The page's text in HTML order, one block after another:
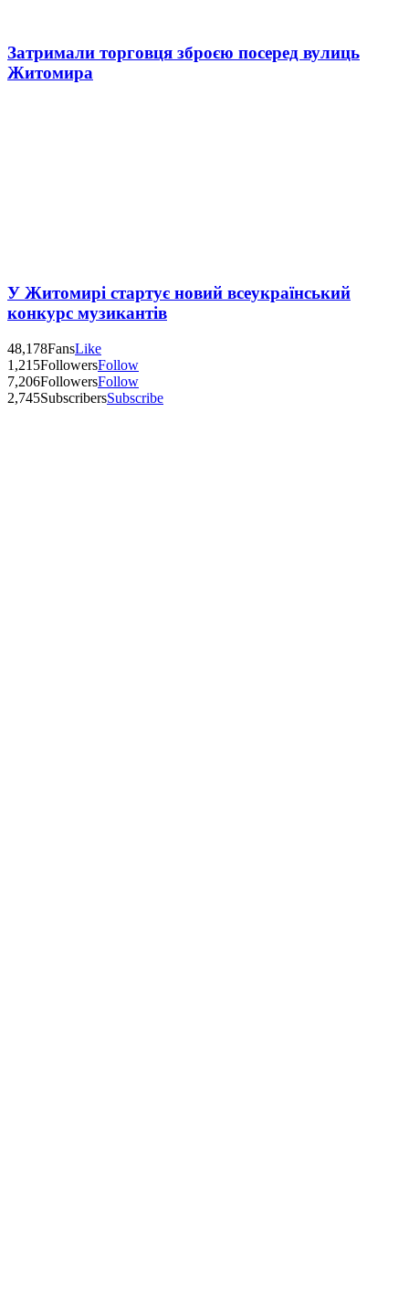
Затримали торговця зброєю посеред вулиць
Житомира
У Житомирі стартує новий всеукраїнський
конкурс музикантів
48,178FansLike
1,215FollowersFollow
7,206FollowersFollow
2,745SubscribersSubscribe